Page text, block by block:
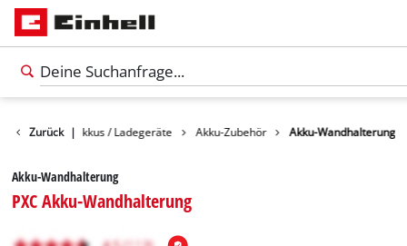
Zurück |
Zubehör Akkus / Ladegeräte Akku-Zubehör Akku-Wandhalterung
Akku-Wandhalterung
PXC Akku-Wandhalterung